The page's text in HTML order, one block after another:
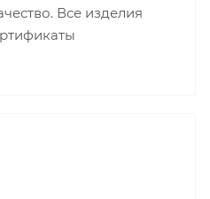
Все изделия